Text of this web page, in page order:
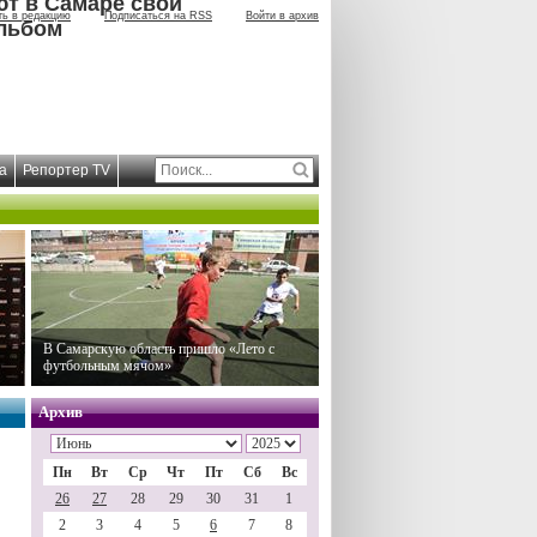
в редакцию Подписаться на RSS Войти в архив
Репортер TV
В Самарскую область пришло «Лето с
футбольным мячом»
Архив
Пн Вт Ср Чт Пт Сб
Вс
26
27 28 29 30 31
1
2
3 4 5 6 7
8